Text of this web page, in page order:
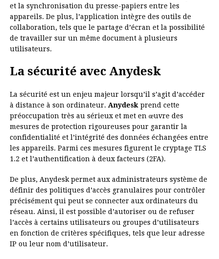
et la synchronisation du presse-papiers entre les
appareils. De plus, l’application intègre des outils de
collaboration, tels que le partage d’écran et la possibilité
de travailler sur un même document à plusieurs
utilisateurs.
La sécurité avec Anydesk
La sécurité est un enjeu majeur lorsqu’il s’agit d’accéder
à distance à son ordinateur. Anydesk prend cette
préoccupation très au sérieux et met en œuvre des
mesures de protection rigoureuses pour garantir la
confidentialité et l’intégrité des données échangées entre
les appareils. Parmi ces mesures figurent le cryptage TLS
1.2 et l’authentification à deux facteurs (2FA).
De plus, Anydesk permet aux administrateurs système de
définir des politiques d’accès granulaires pour contrôler
précisément qui peut se connecter aux ordinateurs du
réseau. Ainsi, il est possible d’autoriser ou de refuser
l’accès à certains utilisateurs ou groupes d’utilisateurs
en fonction de critères spécifiques, tels que leur adresse
IP ou leur nom d’utilisateur.